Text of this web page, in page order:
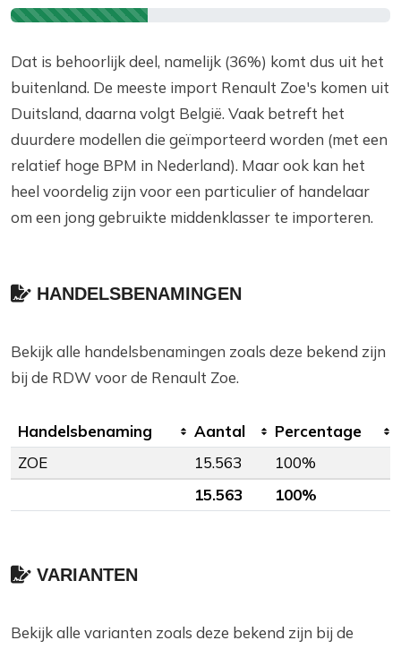
Dat is behoorlijk deel, namelijk (36%) komt dus uit het
buitenland. De meeste import Renault Zoe's komen uit
Duitsland, daarna volgt België. Vaak betreft het
duurdere modellen die geïmporteerd worden (met een
relatief hoge BPM in Nederland). Maar ook kan het
heel voordelig zijn voor een particulier of handelaar
om een jong gebruikte middenklasser te importeren.
HANDELSBENAMINGEN
Bekijk alle handelsbenamingen zoals deze bekend zijn
bij de RDW voor de Renault Zoe.
Handelsbenaming Aantal
Percentage
ZOE
15.563
100%
15.563
100%
VARIANTEN
Bekijk alle varianten zoals deze bekend zijn bij de